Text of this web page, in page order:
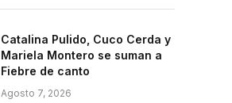
Catalina Pulido, Cuco Cerda y
Mariela Montero se suman a
Fiebre de canto
Agosto 7, 2026